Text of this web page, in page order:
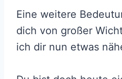
Eine weitere
dich von großer
ich dir nun etwas